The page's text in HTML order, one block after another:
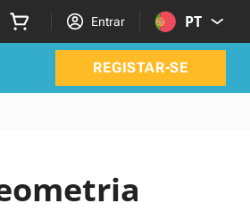
Entrar PT
REGISTAR-SE